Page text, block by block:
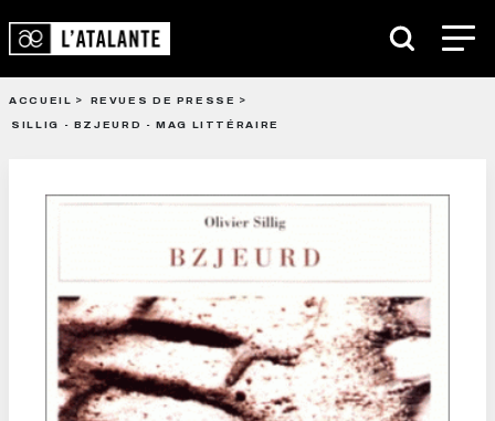
ACCUEIL
REVUES DE PRESSE
SILLIG - BZJEURD - MAG LITTÉRAIRE